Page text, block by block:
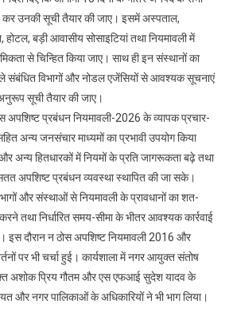
उनकी सूची तैयार की जाए। इसमें अस्पताल,
होटल, बड़ी आवासीय सोसाइटियां तथा नियमावली में
से चिन्हित किया जाए। साथ ही इन संस्थानों का
संबंधित विभागों और नोडल एजेंसियों से आवश्यक सूचनाएं
अनुरूप सूची तैयार की जाए।
अपशिष्ट प्रबंधन नियमावली-2026 के व्यापक प्रचार-
अन्य जनसंचार माध्यमों का प्रभावी उपयोग किया
और अन्य हितधारकों में नियमों के प्रति जागरूकता बढ़े तथा
अपशिष्ट प्रबंधन व्यवस्था स्थापित की जा सके।
और संस्थाओं से नियमावली के प्रावधानों का शत-
तथा निर्धारित समय-सीमा के भीतर आवश्यक कार्रवाई
इस दौरान न ठोस अपशिष्ट नियमावली 2016 और
पर भी चर्चा हुई। कार्यशाला में नगर आयुक्त संतोष
अशोक प्रिय गौतम और एस एफआई सुदेश यादव के
और नगर पालिकाओं के अधिकारियों ने भी भाग लिया।